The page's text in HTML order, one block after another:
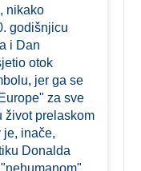
nikako
godišnjicu
i Dan
otok
jer ga se
za sve
život prelaskom
je, inače,
Donalda